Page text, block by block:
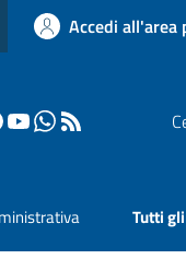
Accedi all'area
Tutti